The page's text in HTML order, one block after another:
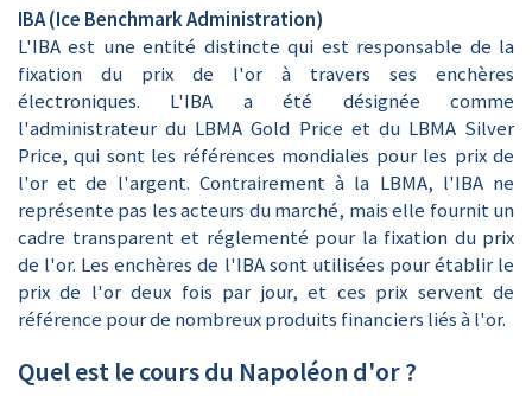
IBA (Ice Benchmark Administration)
L'IBA est une entité distincte qui est responsable de la
fixation du prix de l'or à travers ses enchères
électroniques. L'IBA a été désignée comme
l'administrateur du LBMA Gold Price et du LBMA Silver
Price, qui sont les références mondiales pour les prix de
l'or et de l'argent. Contrairement à la LBMA, l'IBA ne
représente pas les acteurs du marché, mais elle fournit un
cadre transparent et réglementé pour la fixation du prix
de l'or. Les enchères de l'IBA sont utilisées pour établir le
prix de l'or deux fois par jour, et ces prix servent de
référence pour de nombreux produits financiers liés à l'or.
Quel est le cours du Napoléon d'or ?